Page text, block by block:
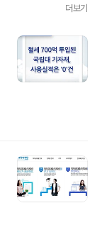
더보기